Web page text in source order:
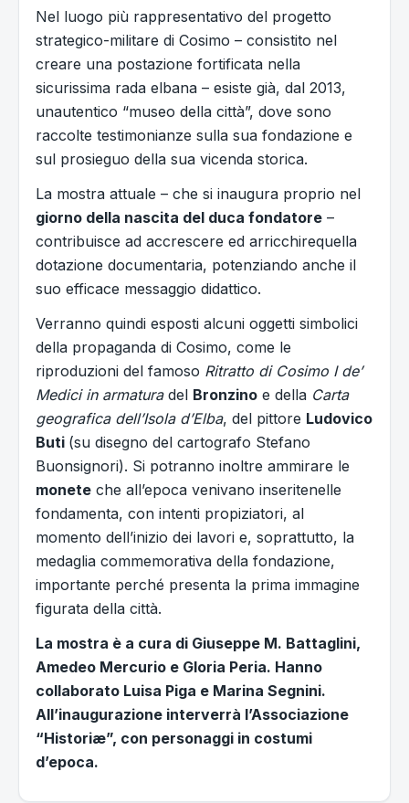
Nel luogo più rappresentativo del progetto
strategico-militare di Cosimo – consistito nel
creare una postazione fortificata nella
sicurissima rada elbana – esiste già, dal 2013,
unautentico “museo della città”, dove sono
raccolte testimonianze sulla sua fondazione e
sul prosieguo della sua vicenda storica.
La mostra attuale – che si inaugura proprio nel
giorno della nascita del duca fondatore –
contribuisce ad accrescere ed arricchirequella
dotazione documentaria, potenziando anche il
suo efficace messaggio didattico.
Verranno quindi esposti alcuni oggetti simbolici
della propaganda di Cosimo, come le
riproduzioni del famoso Ritratto di Cosimo I de’
Medici in armaturadel Bronzino e della Carta
geografica dell’Isola d’Elba, del pittore Ludovico
Buti (su disegno del cartografo Stefano
Buonsignori). Si potranno inoltre ammirare le
monete che all’epoca venivano inseritenelle
fondamenta, con intenti propiziatori, al
momento dell’inizio dei lavori e, soprattutto, la
medaglia commemorativa della fondazione,
importante perché presenta la prima immagine
figurata della città.
La mostra è a cura di Giuseppe M. Battaglini,
Amedeo Mercurio e Gloria Peria. Hanno
collaborato Luisa Piga e Marina Segnini.
All’inaugurazione interverrà l’Associazione
“Historiæ”, con personaggi in costumi
d’epoca.